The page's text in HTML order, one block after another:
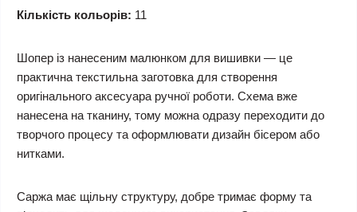
Кількість кольорів: 11
Шопер із нанесеним малюнком для вишивки — це
практична текстильна заготовка для створення
оригінального аксесуара ручної роботи. Схема вже
нанесена на тканину, тому можна одразу переходити до
творчого процесу та оформлювати дизайн бісером або
нитками.
Саржа має щільну структуру, добре тримає форму та